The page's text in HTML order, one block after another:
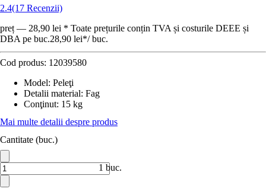
2.4(17 Recenzii)
preț — 28,90 lei * Toate prețurile conțin TVA și costurile DEEE și
DBA pe buc.28,90 lei*/ buc.
Cod produs: 12039580
Model: Peleţi
Detalii material: Fag
Conţinut: 15 kg
Mai multe detalii despre produs
Cantitate (buc.)
1 buc.